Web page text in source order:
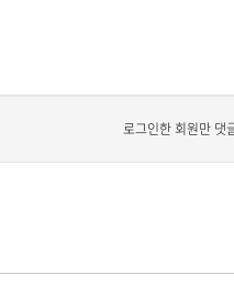
로그인한 회원만 댓